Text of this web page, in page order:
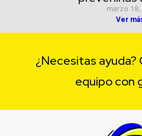
marzo 18,
Ver
¿Necesitas
equipo con